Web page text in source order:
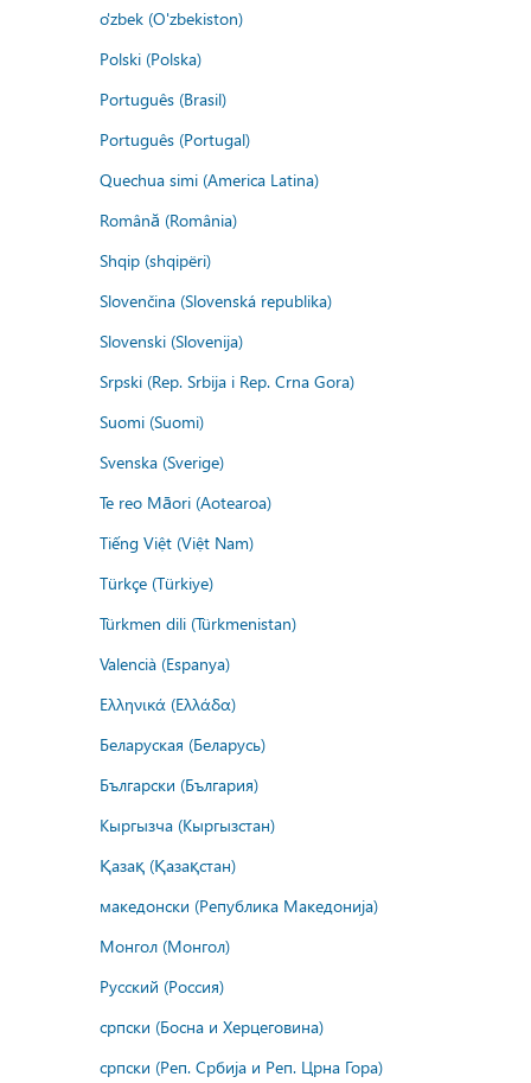
o'zbek (O'zbekiston)
Polski (Polska)
Português (Brasil)
Português (Portugal)
Quechua simi (America Latina)
Română (România)
Shqip (shqipëri)
Slovenčina (Slovenská republika)
Slovenski (Slovenija)
Srpski (Rep. Srbija i Rep. Crna Gora)
Suomi (Suomi)
Svenska (Sverige)
Te reo Māori (Aotearoa)
Tiếng Việt (Việt Nam)
Türkçe (Türkiye)
Türkmen dili (Türkmenistan)
Valencià (Espanya)
Ελληνικά (Ελλάδα)
Беларуская (Беларусь)
Български (България)
Кыргызча (Кыргызстан)
Қазақ (Қазақстан)
македонски (Република Македонија)
Монгол (Монгол)
Русский (Россия)
српски (Босна и Херцеговина)
српски (Реп. Србија и Реп. Црна Гора)